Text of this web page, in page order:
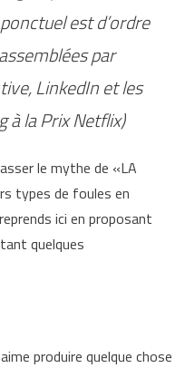
est d’ordre
par
LinkedIn et les
à la Prix Netflix)
le mythe de «LA
types de foules en
ici en proposant
quelques
produire quelque chose